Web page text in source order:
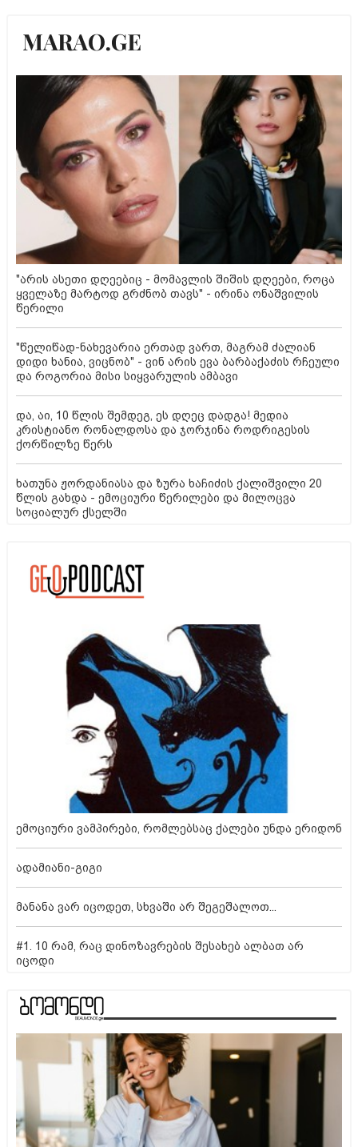
"არის ასეთი დღეებიც - მომავლის შიშის დღეები, როცა
ყველაზე მარტოდ გრძნობ თავს" - ირინა ონაშვილის
წერილი
"წელიწად-ნახევარია ერთად ვართ, მაგრამ ძალიან
დიდი ხანია, ვიცნობ" - ვინ არის ევა ბარბაქაძის რჩეული
და როგორია მისი სიყვარულის ამბავი
და, აი, 10 წლის შემდეგ, ეს დღეც დადგა! მედია
კრისტიანო რონალდოსა და ჯორჯინა როდრიგესის
ქორწილზე წერს
ხათუნა ჟორდანიასა და ზურა ხაჩიძის ქალიშვილი 20
წლის გახდა - ემოციური წერილები და მილოცვა
სოციალურ ქსელში
ემოციური ვამპირები, რომლებსაც ქალები უნდა ერიდონ
ადამიანი-გიგი
მანანა ვარ იცოდეთ, სხვაში არ შეგეშალოთ...
#1. 10 რამ, რაც დინოზავრების შესახებ ალბათ არ
იცოდი